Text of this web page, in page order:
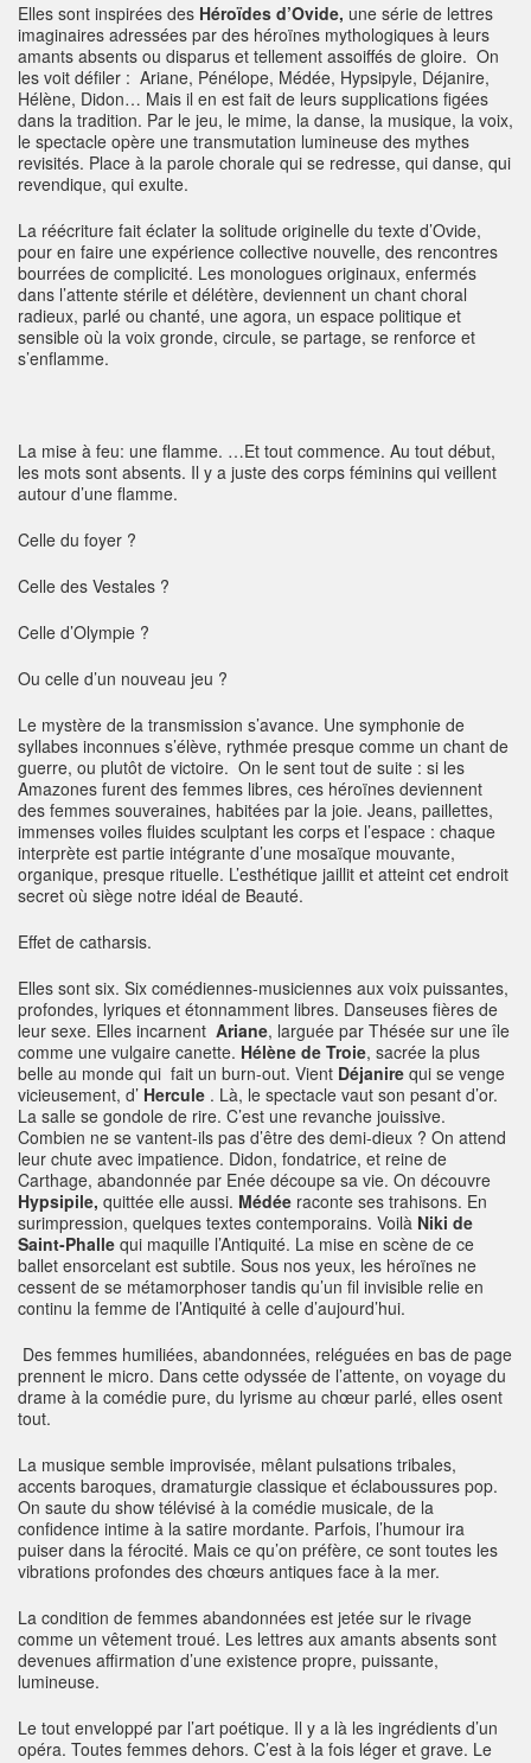
Elles sont inspirées des Héroïdes d’Ovide, une série de lettres
imaginaires adressées par des héroïnes mythologiques à leurs
amants absents ou disparus et tellement assoiffés de gloire. On
les voit défiler : Ariane, Pénélope, Médée, Hypsipyle, Déjanire,
Hélène, Didon… Mais il en est fait de leurs supplications figées
dans la tradition. Par le jeu, le mime, la danse, la musique, la voix,
le spectacle opère une transmutation lumineuse des mythes
revisités. Place à la parole chorale qui se redresse, qui danse, qui
revendique, qui exulte.
La réécriture fait éclater la solitude originelle du texte d’Ovide,
pour en faire une expérience collective nouvelle, des rencontres
bourrées de complicité. Les monologues originaux, enfermés
dans l’attente stérile et délétère, deviennent un chant choral
radieux, parlé ou chanté, une agora, un espace politique et
sensible où la voix gronde, circule, se partage, se renforce et
s’enflamme.
La mise à feu: une flamme. …Et tout commence. Au tout début,
les mots sont absents. Il y a juste des corps féminins qui veillent
autour d’une flamme.
Celle du foyer ?
Celle des Vestales ?
Celle d’Olympie ?
Ou celle d’un nouveau jeu ?
Le mystère de la transmission s’avance. Une symphonie de
syllabes inconnues s’élève, rythmée presque comme un chant de
guerre, ou plutôt de victoire. On le sent tout de suite : si les
Amazones furent des femmes libres, ces héroïnes deviennent
des femmes souveraines, habitées par la joie. Jeans, paillettes,
immenses voiles fluides sculptant les corps et l’espace : chaque
interprète est partie intégrante d’une mosaïque mouvante,
organique, presque rituelle. L’esthétique jaillit et atteint cet endroit
secret où siège notre idéal de Beauté.
Effet de catharsis.
Elles sont six. Six comédiennes-musiciennes aux voix puissantes,
profondes, lyriques et étonnamment libres. Danseuses fières de
leur sexe. Elles incarnent Ariane, larguée par Thésée sur une île
comme une vulgaire canette. Hélène de Troie, sacrée la plus
belle au monde qui fait un burn-out. Vient Déjanire qui se venge
vicieusement, d’ Hercule . Là, le spectacle vaut son pesant d’or.
La salle se gondole de rire. C’est une revanche jouissive.
Combien ne se vantent-ils pas d’être des demi-dieux ? On attend
leur chute avec impatience. Didon, fondatrice, et reine de
Carthage, abandonnée par Enée découpe sa vie. On découvre
Hypsipile, quittée elle aussi. Médée raconte ses trahisons. En
surimpression, quelques textes contemporains. Voilà Niki de
Saint-Phalle qui maquille l’Antiquité. La mise en scène de ce
ballet ensorcelant est subtile. Sous nos yeux, les héroïnes ne
cessent de se métamorphoser tandis qu’un fil invisible relie en
continu la femme de l’Antiquité à celle d’aujourd’hui.
Des femmes humiliées, abandonnées, reléguées en bas de page
prennent le micro. Dans cette odyssée de l’attente, on voyage du
drame à la comédie pure, du lyrisme au chœur parlé, elles osent
tout.
La musique semble improvisée, mêlant pulsations tribales,
accents baroques, dramaturgie classique et éclaboussures pop.
On saute du show télévisé à la comédie musicale, de la
confidence intime à la satire mordante. Parfois, l’humour ira
puiser dans la férocité. Mais ce qu’on préfère, ce sont toutes les
vibrations profondes des chœurs antiques face à la mer.
La condition de femmes abandonnées est jetée sur le rivage
comme un vêtement troué. Les lettres aux amants absents sont
devenues affirmation d’une existence propre, puissante,
lumineuse.
Le tout enveloppé par l’art poétique. Il y a là les ingrédients d’un
opéra. Toutes femmes dehors. C’est à la fois léger et grave. Le